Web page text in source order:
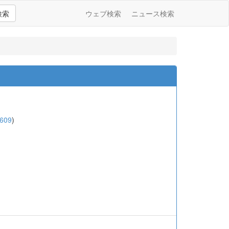
索 ウェブ検索 ニュース検索
)